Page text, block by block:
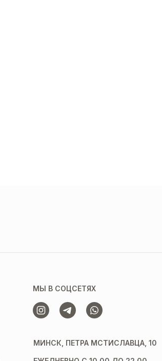
МЫ В СОЦСЕТЯХ
МИНСК, ПЕТРА МСТИСЛАВЦА, 10